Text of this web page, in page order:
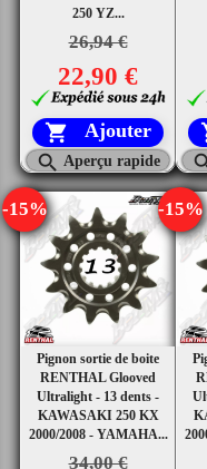
250 YZ...
26,94 €
22,90 €
 Ajouter
 Aperçu rapide
Pignon sortie de boite
RENTHAL Glooved
Ultralight - 13 dents -
KAWASAKI 250 KX
2000/2008 - YAMAHA...
34,00 €
-15% -15%